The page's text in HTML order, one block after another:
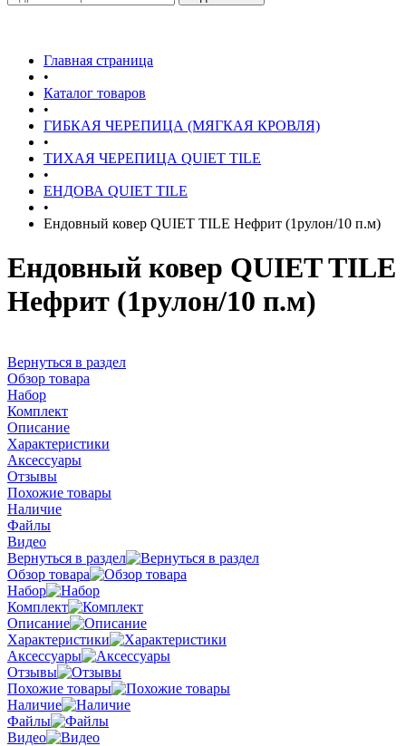
Главная страница
•
Каталог товаров
•
ГИБКАЯ ЧЕРЕПИЦА (МЯГКАЯ КРОВЛЯ)
•
ТИХАЯ ЧЕРЕПИЦА QUIET TILE
•
ЕНДОВА QUIET TILE
•
Ендовный ковер QUIET TILE Нефрит (1рулон/10 п.м)
Ендовный ковер QUIET TILE
Нефрит (1рулон/10 п.м)
Вернуться в раздел
Обзор товара
Набор
Комплект
Описание
Характеристики
Аксессуары
Отзывы
Похожие товары
Наличие
Файлы
Видео
Вернуться в раздел
Обзор товара
Набор
Комплект
Описание
Характеристики
Аксессуары
Отзывы
Похожие товары
Наличие
Файлы
Видео